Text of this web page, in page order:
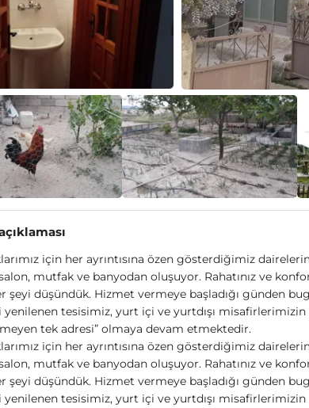
için her ayrıntısına özen gösterdiğimiz
mutfak ve banyodan oluşuyor. Rahatınız ve
şeyi düşündük. Hizmet vermeye başladığı günden
yenilenen tesisimiz, yurt içi ve yurtdışı misafirlerimizin
tek adresi” olmaya devam etmektedir.
için her ayrıntısına özen gösterdiğimiz
mutfak ve banyodan oluşuyor. Rahatınız ve
şeyi düşündük. Hizmet vermeye başladığı günden
yenilenen tesisimiz, yurt içi ve yurtdışı misafirlerimizin